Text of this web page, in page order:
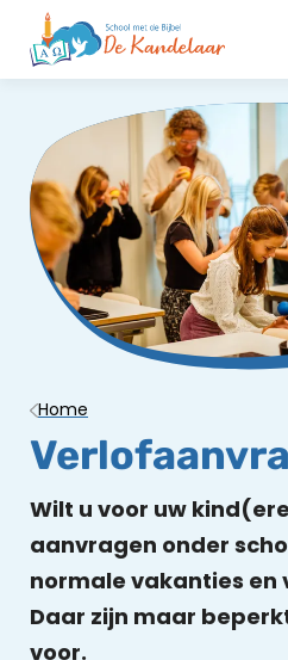
Home
Wilt u voor uw
aanvragen onder
normale vakanties en
Daar zijn maar
voor.